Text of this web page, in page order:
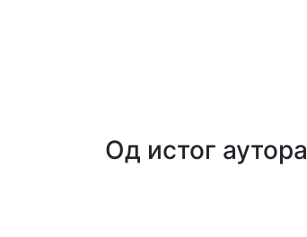
Од истог аутора